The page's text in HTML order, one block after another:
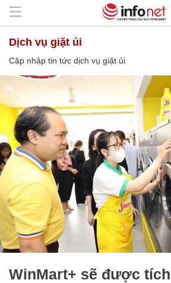
dịch vụ giặt ủi
Cập nhập tin tức dịch vụ giặt ủi
WinMart+ sẽ được